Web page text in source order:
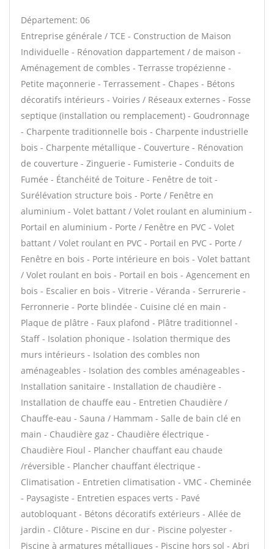
Département: 06
Entreprise générale / TCE - Construction de Maison
Individuelle - Rénovation dappartement / de maison -
Aménagement de combles - Terrasse tropézienne -
Petite maçonnerie - Terrassement - Chapes - Bétons
décoratifs intérieurs - Voiries / Réseaux externes - Fosse
septique (installation ou remplacement) - Goudronnage
- Charpente traditionnelle bois - Charpente industrielle
bois - Charpente métallique - Couverture - Rénovation
de couverture - Zinguerie - Fumisterie - Conduits de
Fumée - Étanchéité de Toiture - Fenêtre de toit -
Surélévation structure bois - Porte / Fenêtre en
aluminium - Volet battant / Volet roulant en aluminium -
Portail en aluminium - Porte / Fenêtre en PVC - Volet
battant / Volet roulant en PVC - Portail en PVC - Porte /
Fenêtre en bois - Porte intérieure en bois - Volet battant
/ Volet roulant en bois - Portail en bois - Agencement en
bois - Escalier en bois - Vitrerie - Véranda - Serrurerie -
Ferronnerie - Porte blindée - Cuisine clé en main -
Plaque de plâtre - Faux plafond - Plâtre traditionnel -
Staff - Isolation phonique - Isolation thermique des
murs intérieurs - Isolation des combles non
aménageables - Isolation des combles aménageables -
Installation sanitaire - Installation de chaudière -
Installation de chauffe eau - Entretien Chaudière /
Chauffe-eau - Sauna / Hammam - Salle de bain clé en
main - Chaudière gaz - Chaudière électrique -
Chaudière Fioul - Plancher chauffant eau chaude
/réversible - Plancher chauffant électrique -
Climatisation - Entretien climatisation - VMC - Cheminée
- Paysagiste - Entretien espaces verts - Pavé
autobloquant - Bétons décoratifs extérieurs - Allée de
jardin - Clôture - Piscine en dur - Piscine polyester -
Piscine à armatures métalliques - Piscine hors sol - Abri